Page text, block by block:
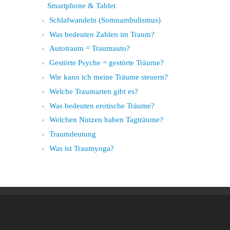
Smartphone & Tablet
Schlafwandeln (Somnambulismus)
Was bedeuten Zahlen im Traum?
Autotraum = Traumauto?
Gestörte Psyche = gestörte Träume?
Wie kann ich meine Träume steuern?
Welche Traumarten gibt es?
Was bedeuten erotische Träume?
Welchen Nutzen haben Tagträume?
Traumdeutung
Was ist Traumyoga?